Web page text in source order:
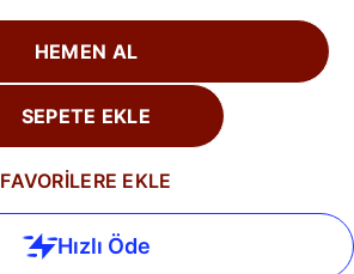
HEMEN AL
SEPETE EKLE
FAVORİLERE EKLE